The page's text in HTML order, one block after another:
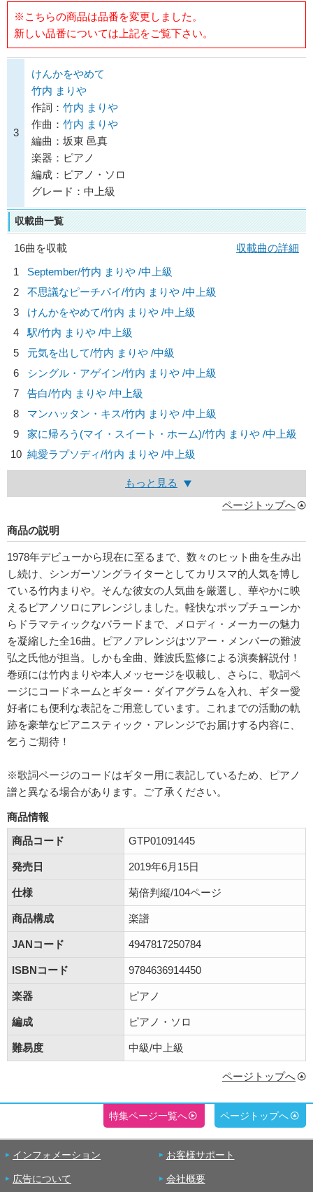
※こちらの商品は品番を変更しました。
新しい品番については上記をご覧下さい。
3
けんかをやめて
竹内 まりや
作詞： 竹内 まりや
作曲： 竹内 まりや
編曲：坂東 邑真
楽器：ピアノ
編成：ピアノ・ソロ
グレード：中上級
収載曲一覧
16曲を収載
収載曲の詳細
1
September/竹内 まりや /中上級
2
不思議なピーチパイ/竹内 まりや /中上級
3
けんかをやめて/竹内 まりや /中上級
4
駅/竹内 まりや /中上級
5
元気を出して/竹内 まりや /中級
6
シングル・アゲイン/竹内 まりや /中上級
7
告白/竹内 まりや /中上級
8
マンハッタン・キス/竹内 まりや /中上級
9
家に帰ろう(マイ・スイート・ホーム)/竹内 まりや /中上級
10 純愛ラプソディ/竹内 まりや /中上級
もっと見る
ページトップへ
商品の説明
1978年デビューから現在に至るまで、数々のヒット曲を生み出
し続け、シンガーソングライターとしてカリスマ的人気を博し
ている竹内まりや。そんな彼女の人気曲を厳選し、華やかに映
えるピアノソロにアレンジしました。軽快なポップチューンか
らドラマティックなバラードまで、メロディ・メーカーの魅力
を凝縮した全16曲。ピアノアレンジはツアー・メンバーの難波
弘之氏他が担当。しかも全曲、難波氏監修による演奏解説付！
巻頭には竹内まりや本人メッセージを収載し、さらに、歌詞ペ
ージにコードネームとギター・ダイアグラムを入れ、ギター愛
好者にも便利な表記をご用意しています。これまでの活動の軌
跡を豪華なピアニスティック・アレンジでお届けする内容に、
乞うご期待！
※歌詞ページのコードはギター用に表記しているため、ピアノ
譜と異なる場合があります。ご了承ください。
商品情報
商品コード
GTP01091445
発売日 2019年6月15日
仕様 菊倍判縦/104ページ
商品構成 楽譜
JANコード 4947817250784
ISBNコード 9784636914450
楽器 ピアノ
編成 ピアノ・ソロ
難易度 中級/中上級
ページトップへ
特集ページ一覧へ ページトップへ
インフォメーション お客様サポート
広告について 会社概要